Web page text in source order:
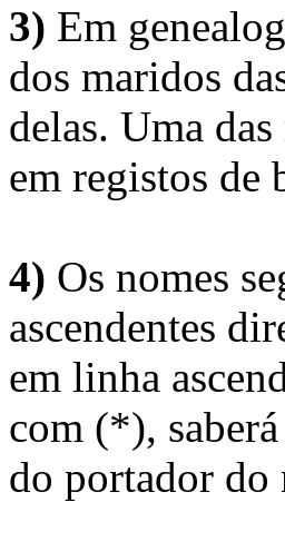
3) Em
dos maridos
delas. Uma
em registos de
4) Os nomes
ascendentes
em linha
com (*),
do portador do